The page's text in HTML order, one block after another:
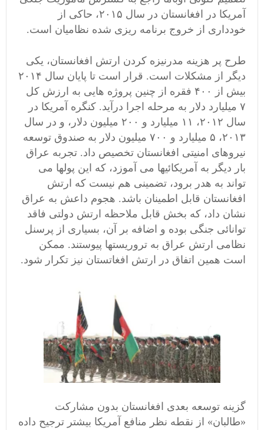
آمریکا در افغانستان در سال ۲۰۱۵، حاکی از
خودداری از خروج برنامه ریزی شده نظامیان است.
طرح پر هزینه مدرنیزه کردن ارتش افغانستان، یکی
دیگر از مشکلات است. قرار است تا پایان سال ۲۰۱۴
بیش از ۴۰۰ فقره از چنین پروژه هایی به ارزش کل
۷ میلیارد دلار به مرحله اجرا درآید. کنگره آمریکا در
سال ۲۰۱۲، ۱۱ میلیارد و ۲۰۰ میلیون دلار، و در سال
۲۰۱۳، ۵ میلیارد و ۷۰۰ میلیون دلار به صندوق توسعه
نیروهای امنیتی افغانستان تخصیص داد. تجربه عراق
بار دیگر به آمریکائیها می آموزد، که این پولها می
تواند به هدر برود، تضمینی هم نیست که ارتش
افغانستان قابل اطمینان باشد. هجوم داعش به عراق
نشان داد، که بخش قابل ملاحظه ارتش دولتی فاقد
توانائی جنگی بوده و اضافه بر آن، بسیاری از پرسنل
نظامی ارتش عراق به تروریستها پیوستند. ممکن
است همین اتفاق در ارتش افغاتستان نیز تکرار شود.
گزینه توسعه بعدی افغانستان بدون مشارکت
«طالبان» از نقطه نظر منافع آمریکا بیشتر ترجیح داده